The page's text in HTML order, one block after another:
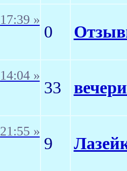
17:39 »
0
14:04 »
33
21:55 »
9